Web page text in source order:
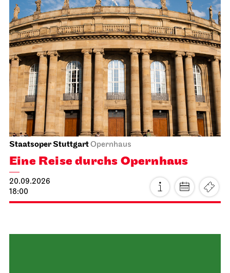
Staatsoper StuttgartOpernhaus
Eine Reise durchs Opernhaus
20.09.2026
18:00